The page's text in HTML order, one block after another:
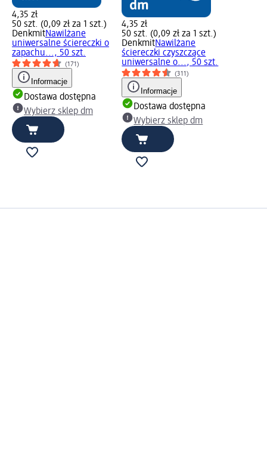
4,35 zł
50 szt. (0,09 zł za 1 szt.)
DenkmitNawilżane
uniwersalne ściereczki o
zapachu..., 50 szt.
(171)
Informacje
Dostawa dostępna
Wybierz sklep dm
4,35 zł
50 szt. (0,09 zł za 1 szt.)
DenkmitNawilżane
ściereczki czyszczące
uniwersalne o..., 50 szt.
(311)
Informacje
Dostawa dostępna
Wybierz sklep dm